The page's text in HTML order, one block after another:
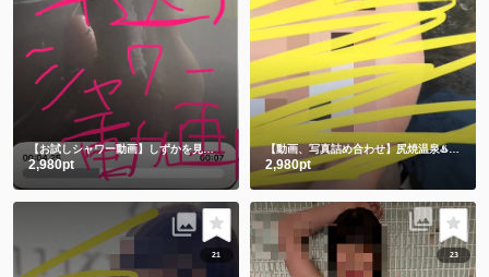
【お試しシャワー動画】しずかを見つけてくれてありがとう🫶
2,980pt 2,980pt
21 23